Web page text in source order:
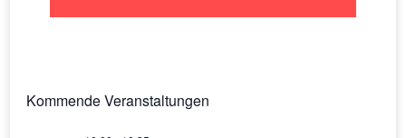
Kommende Veranstaltungen